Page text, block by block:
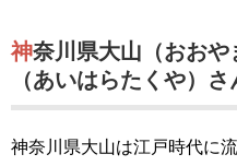
神奈川県大山（おおやま）豆腐店主 相原琢也
（あいはらたくや）さ
神奈川県大山は江戸時代に